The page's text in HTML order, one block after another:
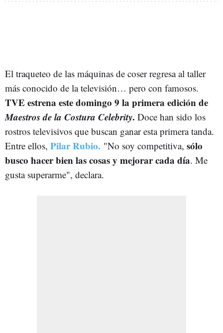
El traqueteo de las máquinas de coser regresa al taller
más conocido de la televisión… pero con famosos.
TVE estrena este domingo 9 la primera edición de
Maestros de la Costura Celebrity. Doce han sido los
rostros televisivos que buscan ganar esta primera tanda.
Entre ellos, Pilar Rubio. "No soy competitiva, sólo
busco hacer bien las cosas y mejorar cada día. Me
gusta superarme", declara.